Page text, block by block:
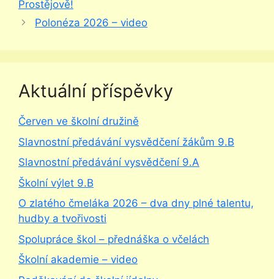
Prostějově!
Polonéza 2026 – video
Aktuální příspěvky
Červen ve školní družině
Slavnostní předávání vysvědčení žákům 9.B
Slavnostní předávání vysvědčení 9.A
Školní výlet 9.B
O zlatého čmeláka 2026 – dva dny plné talentu,
hudby a tvořivosti
Spolupráce škol – přednáška o včelách
Školní akademie – video